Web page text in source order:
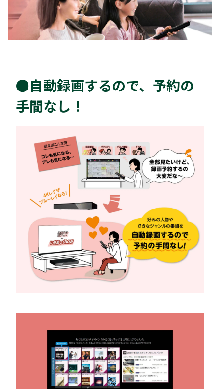
●自動録画するので、予約の
手間なし！